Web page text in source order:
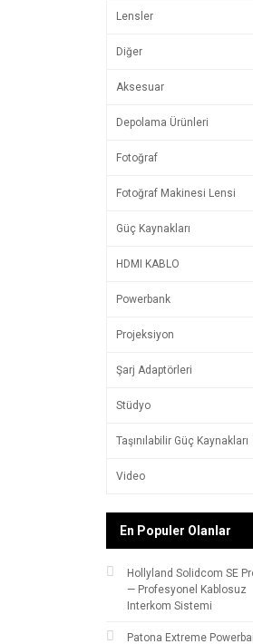
Lensler
Diğer
Aksesuar
Depolama Ürünleri
Fotoğraf
Fotoğraf Makinesi Lensi
Güç Kaynakları
HDMI KABLO
Powerbank
Projeksiyon
Şarj Adaptörleri
Stüdyo
Taşınılabilir Güç Kaynakları
Video
En Populer Olanlar
Hollyland Solidcom SE
— Profesyonel Kablosuz
Interkom Sistemi
Patona Extreme